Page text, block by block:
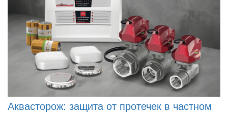
Аквасторож: защита от протечек в частном